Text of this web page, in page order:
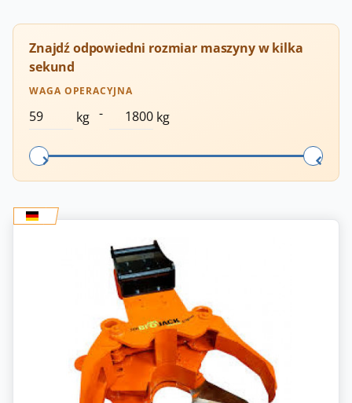
Znajdź odpowiedni rozmiar maszyny w kilka
sekund
WAGA OPERACYJNA
kg - kg